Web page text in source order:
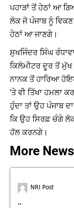
ਪਹਾੜਾਂ ਤੋਂ ਹੇਠਾਂ ਆ
ਲੋਕ ਜੋ ਪੰਜਾਬ ਨੂੰ
ਹੇਠਾਂ ਆ ਜਾਣਗੇ।
ਸੁਖਜਿੰਦਰ ਸਿੰਘ
ਕਿਲੋਮੀਟਰ ਦੂਰ ਤੋਂ ਮੁੱਖ
ਨਾਨਕ ਤੋਂ ਹਾਰਿਆ
'ਤੇ ਵੀ ਤਿੱਖਾ ਹਮਲਾ
ਹੁੰਦਾ ਤਾਂ ਉਹ ਪੰਜਾਬ
ਕਿ ਉਹ ਸਿਰਫ਼ ਚੰਗੇ
ਹੱਲ ਕਰਨਗੇ।
More News
NRI Post
..